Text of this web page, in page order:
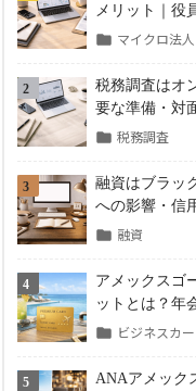
メリット｜役
方 マイクロ法人
2
税務調査はオ
要な準備・対
税務調査
3
融資はブラッ
への影響・信
融資
4
アメックスゴ
ットとは？年
点まで徹底解
ビジネスカ
5
ANAアメック